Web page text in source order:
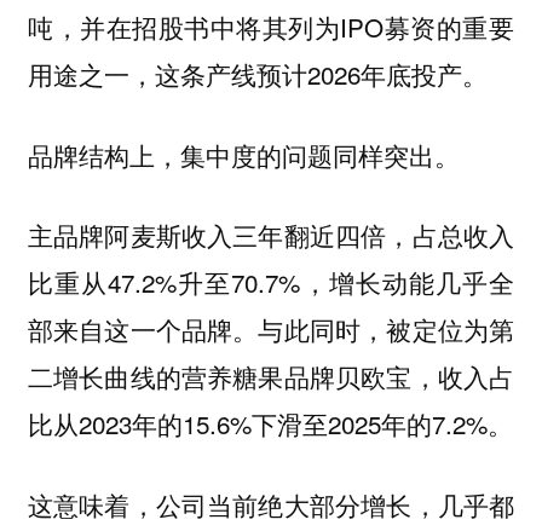
吨，并在招股书中将其列为IPO募资的重要
用途之一，这条产线预计2026年底投产。
品牌结构上，集中度的问题同样突出。
主品牌阿麦斯收入三年翻近四倍，占总收入
比重从47.2%升至70.7%，增长动能几乎全
部来自这一个品牌。与此同时，被定位为第
二增长曲线的营养糖果品牌贝欧宝，收入占
比从2023年的15.6%下滑至2025年的7.2%。
这意味着，公司当前绝大部分增长，几乎都